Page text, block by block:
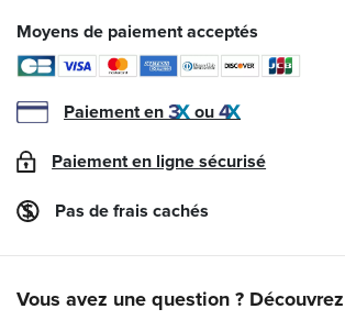
Moyens de paiement acceptés
Paiement en ou
Paiement en ligne sécurisé
Pas de frais cachés
Vous avez une question ?